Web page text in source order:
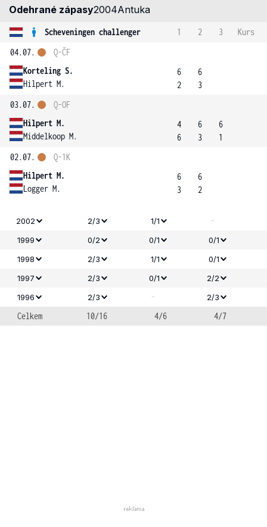
Odehrané zápasy2004Antuka
Scheveningen challenger 1 2 3
Kurs
04.07.
Korteling S.
Hilpert M.
Q-ČF
6
2
6
3
03.07.
Hilpert M.
Middelkoop M.
Q-OF
4
6
6
3
6
1
02.07.
Hilpert M.
Logger M.
Q-1K
6
3
6
2
2002 2/3 1/1 -
1999 0/2 0/1
0/1
1998
2/3 1/1
0/1
1997
2/3 0/1
2/2
1996
2/3 - 2/3
Celkem 10/16 4/6 4/7